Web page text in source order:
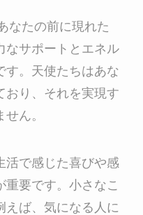
なたの前に現れた
なサポートとエネル
す。天使たちはあな
おり、それを実現す
ん。
活で感じた喜びや感
要です。小さなこ
えば、気になる人に